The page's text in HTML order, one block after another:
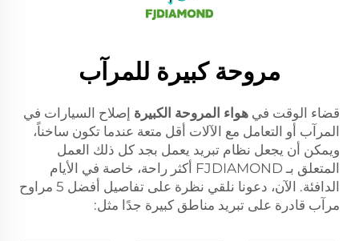
مروحة كبيرة للمرآب
قضاء الوقت في هواء المروحة الكبيرة إصلاح السيارات في
المرآب أو التعامل مع الآلات أقل متعة عندما تكون ساخناً،
ويمكن أن يجعل نظام تبريد يعمل بجد كل ذلك العمل
المتعلق بـ FJDIAMOND أكثر راحة، خاصة في الأيام
الدافئة. الآن، دعونا نلقي نظرة على تفاصيل أفضل 5 مراوح
مرآب قادرة على تبريد مناطق كبيرة جدًا مثل: